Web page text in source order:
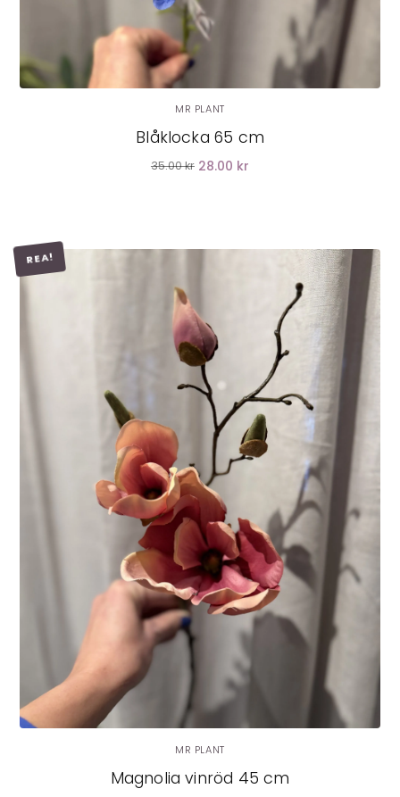
MR PLANT
Blåklocka 65 cm
35.00 kr 28.00 kr
REA!
LÄGG I VARUKORG
MR PLANT
Magnolia vinröd 45 cm